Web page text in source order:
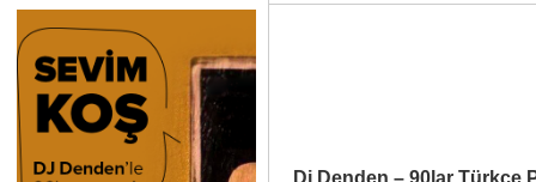
Dj Denden – 90lar Türkçe